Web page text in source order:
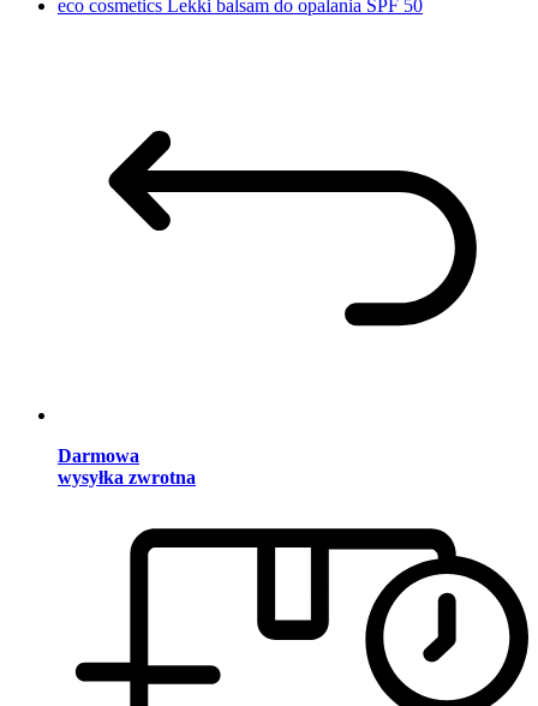
eco cosmetics Lekki balsam do opalania SPF 50
Darmowa
wysyłka zwrotna